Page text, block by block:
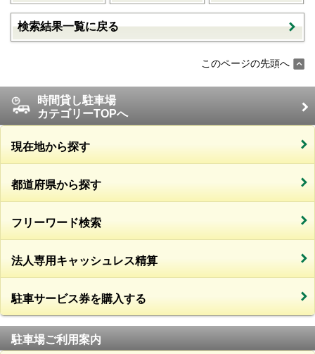
検索結果一覧に戻る
このページの先頭へ
時間貸し駐車場
カテゴリーTOPへ
現在地から探す
都道府県から探す
フリーワード検索
法人専用キャッシュレス精算
駐車サービス券を購入する
駐車場ご利用案内